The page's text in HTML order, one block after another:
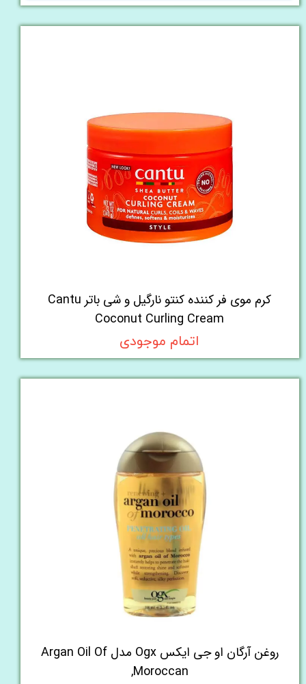
کرم موی فر کننده کنتو نارگیل و شی باتر Cantu
Coconut Curling Cream
اتمام موجودی
روغن آرگان او جی ایکس Ogx مدل Argan Oil Of
Moroccan,